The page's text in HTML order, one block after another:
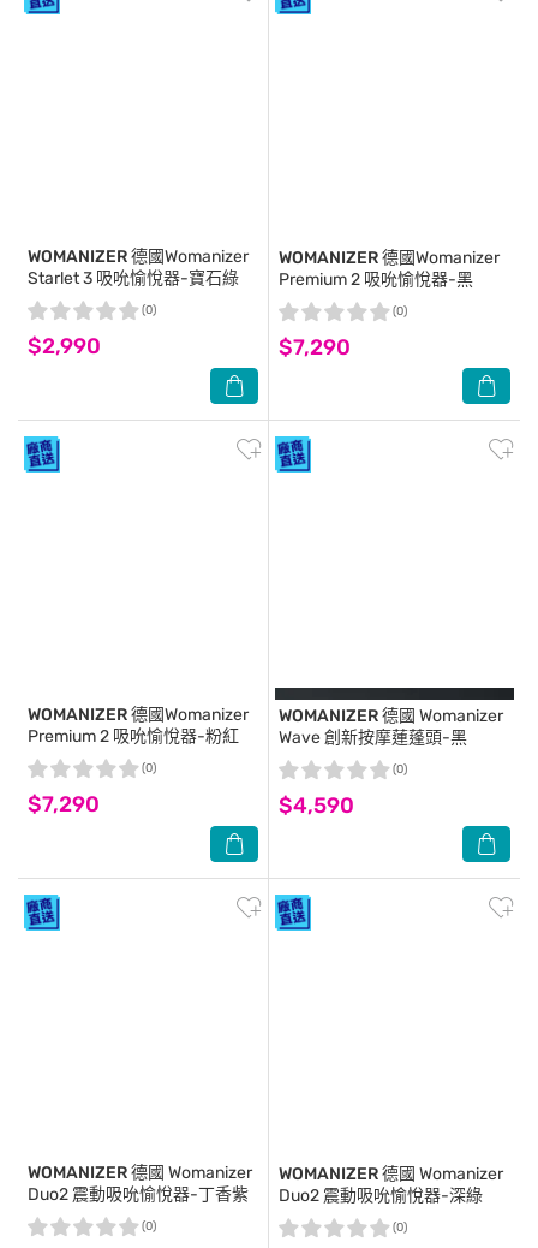
WOMANIZER德國Womanizer
Starlet 3 吸吮愉悅器-寶石綠
$2,990
(0)
WOMANIZER德國Womanizer
Premium 2 吸吮愉悅器-黑
$7,290
(0)
WOMANIZER德國Womanizer
Premium 2 吸吮愉悅器-粉紅
$7,290
(0)
WOMANIZER德國 Womanizer
Wave 創新按摩蓮蓬頭-黑
$4,590
(0)
WOMANIZER德國 Womanizer
Duo2 震動吸吮愉悅器-丁香紫
(0)
WOMANIZER德國 Womanizer
Duo2 震動吸吮愉悅器-深綠
(0)